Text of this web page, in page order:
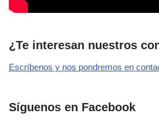
¿Te interesan nuestros
Escríbenos y nos pondremos en
Síguenos en Facebook